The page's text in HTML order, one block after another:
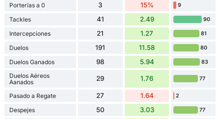
Porterías a 0 3 15% 9
Tackles 41 2.49 90
Intercepciones 21 1.27 81
Duelos 191 11.58 80
Duelos Ganados 98 5.94 83
Duelos Aéreos
Aanados
29 1.76 77
Pasado a Regate 27 1.64 2
Despejes 50 3.03 77